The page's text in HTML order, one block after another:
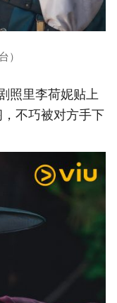
）
照里李荷妮贴上
不巧被对方手下